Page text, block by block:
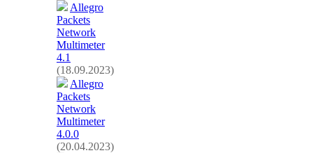
Allegro
Packets
Network
Multimeter
4.1
(18.09.2023)
Allegro
Packets
Network
Multimeter
4.0.0
(20.04.2023)